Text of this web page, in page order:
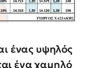
ένας υψηλός
ένα χαμηλό